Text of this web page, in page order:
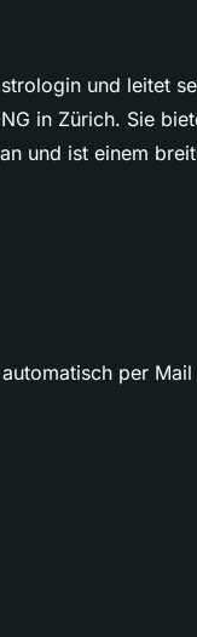
und leitet
in Zürich. Sie
und ist einem
per